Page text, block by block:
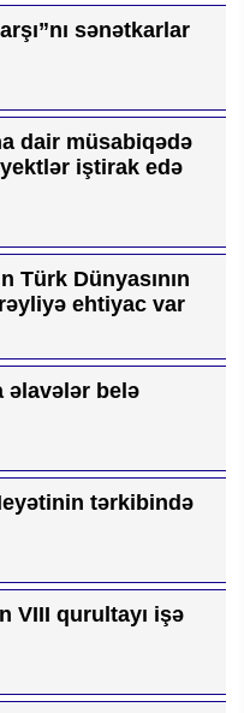
sənətkarlar
dair müsabiqədə
iştirak edə
Türk Dünyasının
ehtiyac var
əlavələr belə
tərkibində
VIII qurultayı işə